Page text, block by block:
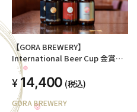
【GORA BREWERY】
International Beer Cup 金賞＆
銀賞受賞ビール24本セット
14,400 (税込)
GORA BREWERY